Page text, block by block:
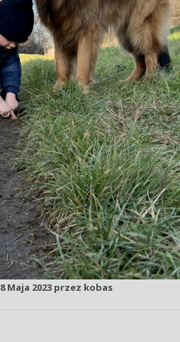
8 Maja 2023przez kobas